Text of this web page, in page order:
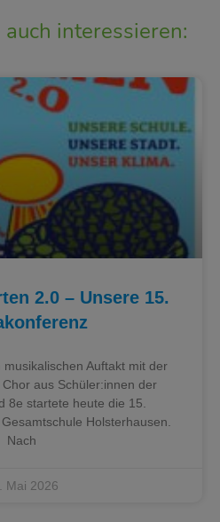
interessieren:
2.0 – Unsere 15.
Auftakt mit der
aus Schüler:innen der
8e startete heute die 15.
Holsterhausen.
Nach
Mai 2026